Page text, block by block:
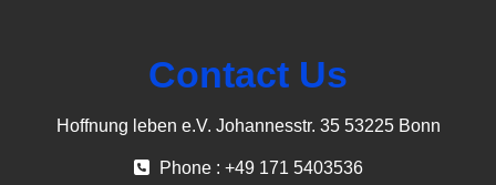
Contact Us
Hoffnung leben e.V. Johannesstr. 35 53225 Bonn
Phone : +49 171 5403536